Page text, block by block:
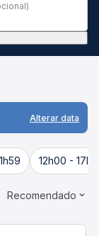
Alterar data
12h00 -
Recomendado